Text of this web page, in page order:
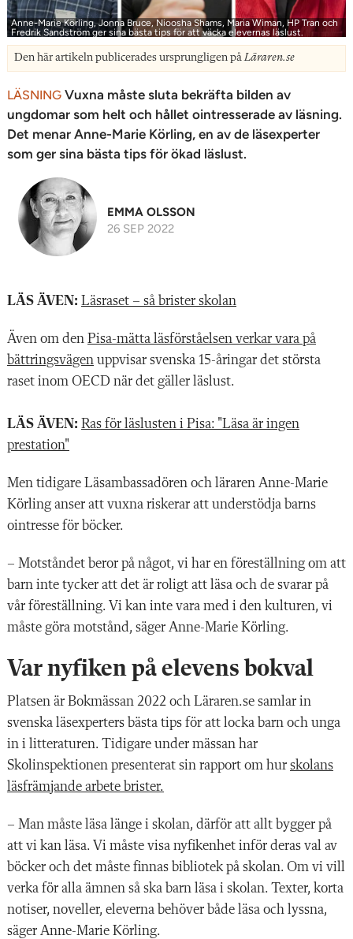
Anne-Marie Körling, Jonna Bruce, Nioosha Shams, Maria Wiman, HP Tran och
Fredrik Sandström ger sina bästa tips för att väcka elevernas läslust.
Den här artikeln publicerades ursprungligen påLäraren.se
LÄSNING Vuxna måste sluta bekräfta bilden av
ungdomar som helt och hållet ointresserade av läsning.
Det menar Anne-Marie Körling, en av de läsexperter
som ger sina bästa tips för ökad läslust.
EMMA OLSSON
26 SEP 2022
LÄS ÄVEN: Läsraset – så brister skolan
Även om den Pisa-mätta läsförståelsen verkar vara på
bättringsvägen uppvisar svenska 15-åringar det största
raset inom OECD när det gäller läslust.
LÄS ÄVEN: Ras för läslusten i Pisa: "Läsa är ingen
prestation"
Men tidigare Läsambassadören och läraren Anne-Marie
Körling anser att vuxna riskerar att understödja barns
ointresse för böcker.
– Motståndet beror på något, vi har en föreställning om att
barn inte tycker att det är roligt att läsa och de svarar på
vår föreställning. Vi kan inte vara med i den kulturen, vi
måste göra motstånd, säger Anne-Marie Körling.
Var nyfiken på elevens bokval
Platsen är Bokmässan 2022 och Läraren.se samlar in
svenska läsexperters bästa tips för att locka barn och unga
in i litteraturen. Tidigare under mässan har
Skolinspektionen presenterat sin rapport om hur skolans
läsfrämjande arbete brister.
– Man måste läsa länge i skolan, därför att allt bygger på
att vi kan läsa. Vi måste visa nyfikenhet inför deras val av
böcker och det måste finnas bibliotek på skolan. Om vi vill
verka för alla ämnen så ska barn läsa i skolan. Texter, korta
notiser, noveller, eleverna behöver både läsa och lyssna,
säger Anne-Marie Körling.